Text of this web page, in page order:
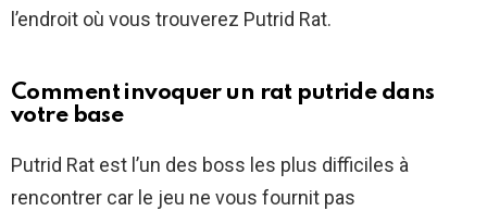
l’endroit où vous trouverez Putrid Rat.
Comment invoquer un rat putride dans
votre base
Putrid Rat est l’un des boss les plus difficiles à
rencontrer car le jeu ne vous fournit pas